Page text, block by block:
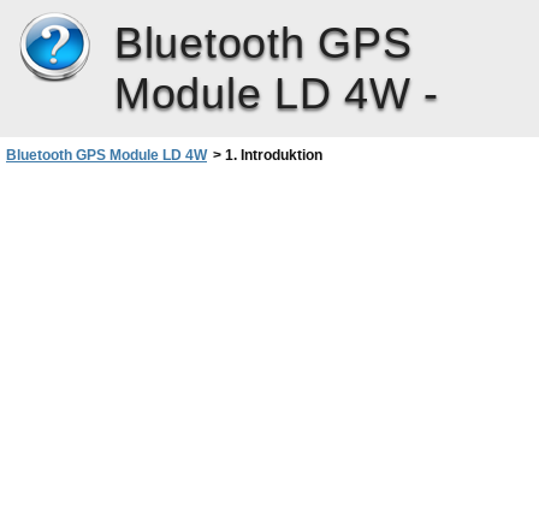
Bluetooth GPS
Module LD 4W -
Bluetooth GPS Module LD 4W > 1. Introduktion